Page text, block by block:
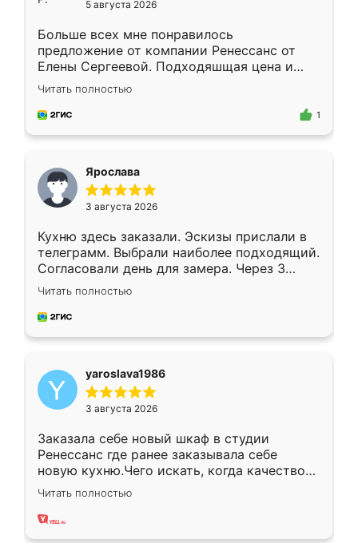
5 августа 2026
Больше всех мне понравилось
предложение от компании Ренессанс от
Елены Сергеевой. Подходяшщая цена и
короткие сроки изготовления. Приехавший
для замера сотрудник Владислав
предложил по моему эскизу самый
Читать полностью
1
Ярослава
3 августа 2026
Кухню здесь заказали. Эскизы прислали в
телеграмм. Выбрали наиболее подходящий.
Согласовали день для замера. Через 3
недели кухня была уже готова. Остались
довольны работой. Спасибо Ренессанс
мебель за качественную работу!
Читать полностью
yaroslava1986
3 августа 2026
Заказала себе новый шкаф в студии
Ренессанс где ранее заказывала себе
новую кухню.Чего искать, когда качеством
вполне довольна. Служит кухня уже почти
два года, нареканий нет.
Читать полностью